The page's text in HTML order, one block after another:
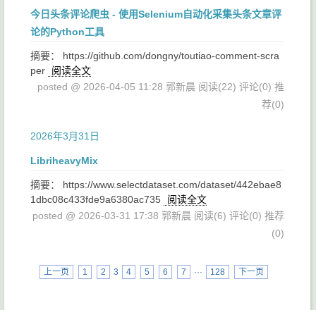
今日头条评论爬虫 - 使用Selenium自动化采集头条文章评
论的Python工具
摘要： https://github.com/dongny/toutiao-comment-scra
per
阅读全文
posted @ 2026-04-05 11:28 郭新晨 阅读(22) 评论(0) 推
荐(0)
2026年3月31日
LibriheavyMix
摘要： https://www.selectdataset.com/dataset/442ebae8
1dbc08c433fde9a6380ac735
阅读全文
posted @ 2026-03-31 17:38 郭新晨 阅读(6) 评论(0) 推荐
(0)
上一页 1 2 3 4 5 6 7 ··· 128 下一页